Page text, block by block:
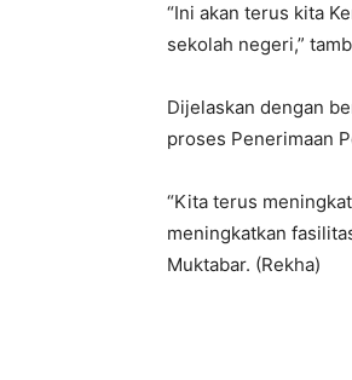
“Ini akan terus kita
sekolah negeri,”
Dijelaskan dengan
proses Penerimaan
“Kita terus
meningkatkan
Muktabar. (Rekha)